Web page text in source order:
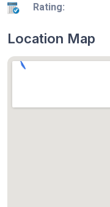
Rating:
Location Map